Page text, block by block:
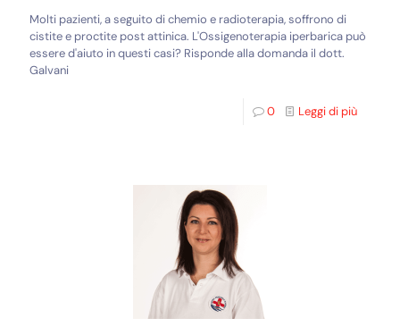
Molti pazienti, a seguito di chemio e radioterapia, soffrono di
cistite e proctite post attinica. L'Ossigenoterapia iperbarica può
essere d'aiuto in questi casi? Risponde alla domanda il dott.
Galvani
0 Leggi di più